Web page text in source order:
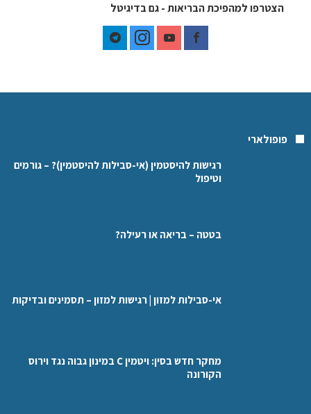
הצטרפו למהפיכת הבריאות - גם בדיגיטל
פופולארי
רגישות להיסטמין (אי-סבילות להיסטמין)? – גורמים
וטיפול
בטטה – בריאה או רעילה?
אי-סבילות למזון | רגישות למזון – תסמינים ובדיקות
מחקר חדש בסין: ויטמין C במינון גבוה נגד וירוס
הקורונה